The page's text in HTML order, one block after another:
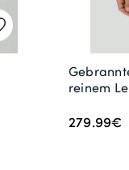
reinem
279.99€